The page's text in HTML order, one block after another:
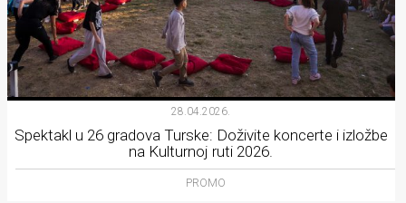
28.04.2026.
Spektakl u 26 gradova Turske: Doživite koncerte i izložbe
na Kulturnoj ruti 2026.
PROMO